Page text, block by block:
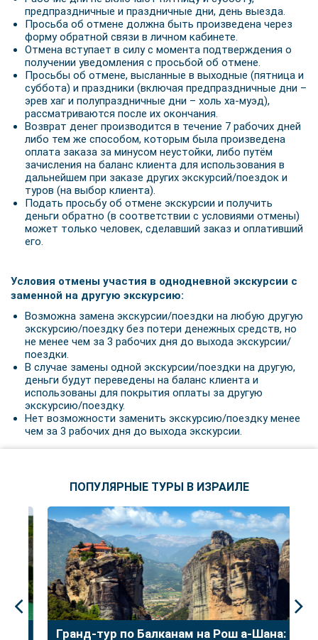
предпраздничные и праздничные дни, день выезда.
Просьба об отмене должна быть произведена через
форму обратной связи в личном кабинете.
Отмена вступает в силу с момента подтверждения о
получении уведомления с просьбой об отмене.
Просьбы об отмене, высланные в выходные (пятница и
суббота) и праздники (включая предпраздничные дни –
эрев хаг и полупраздничные дни – холь ха-муэд),
рассматриваются после их окончания.
Возврат денег производится в течение 7 рабочих дней
либо тем же способом, которым была произведена
оплата заказа за минусом неустойки, либо путём
зачисления на баланс клиента для использования в
дальнейшем при заказе других экскурсий/поездок и
туров (на выбор клиента).
Подать просьбу об отмене экскурсии и получить
деньги обратно (в соответствии с условиями отмены)
может только человек, сделавший заказ и оплативший
его.
Условия отмены участия в однодневной экскурсии с
заменной на другую экскурсию:
Возможна замена экскурсии/поездки на любую другую
экскурсию/поездку без потери денежных средств, но
не менее чем за 3 рабочих дня до выхода экскурсии/
поездки.
В случае замены одной экскурсии/поездки на другую,
деньги будут переведены на баланс клиента и
использованы для покрытия оплаты за другую
экскурсию/поездку.
Нет возможности заменить экскурсию/поездку менее
чем за 3 рабочих дня до выхода экскурсии.
ПОПУЛЯРНЫЕ ТУРЫ В ИЗРАИЛЕ
Гранд-тур по Балканам на Рош а-Шана: